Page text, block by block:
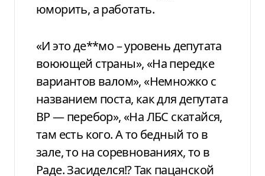
юморить, а работать.
«И это де**мо – уровень депутата
воюющей страны», «На передке
вариантов валом», «Немножко с
названием поста, как для депутата
ВР — перебор», «На ЛБС скатайся,
там есть кого. А то бедный то в
зале, то на соревнованиях, то в
Раде. Засиделся!? Так пацанской